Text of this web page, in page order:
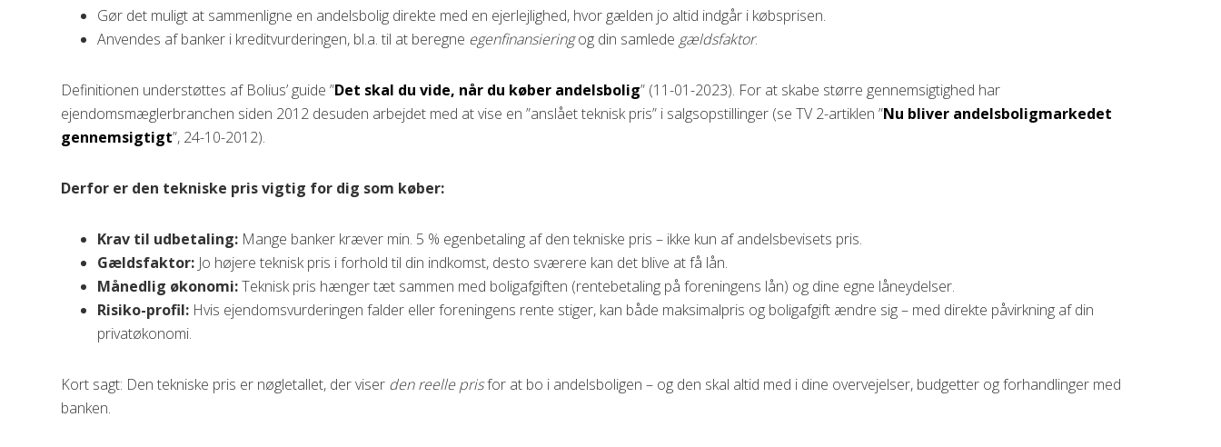
Gør det muligt at sammenligne en andelsbolig direkte med en ejerlejlighed, hvor gælden jo altid indgår i købsprisen.
Anvendes af banker i kreditvurderingen, bl.a. til at beregne egenfinansieringog din samlede gældsfaktor.
Definitionen understøttes af Bolius’ guide ”Det skal du vide, når du køber andelsbolig” (11-01-2023). For at skabe større gennemsigtighed har
ejendomsmæglerbranchen siden 2012 desuden arbejdet med at vise en ”anslået teknisk pris” i salgsopstillinger (se TV 2-artiklen ”Nu bliver andelsboligmarkedet
gennemsigtigt”, 24-10-2012).
Derfor er den tekniske pris vigtig for dig som køber:
Krav til udbetaling: Mange banker kræver min. 5 % egenbetaling af den tekniske pris – ikke kun af andelsbevisets pris.
Gældsfaktor: Jo højere teknisk pris i forhold til din indkomst, desto sværere kan det blive at få lån.
Månedlig økonomi:Teknisk pris hænger tæt sammen med boligafgiften (rentebetaling på foreningens lån) og dine egne låneydelser.
Risiko-profil: Hvis ejendomsvurderingen falder eller foreningens rente stiger, kan både maksimalpris og boligafgift ændre sig – med direkte påvirkning af din
privatøkonomi.
Kort sagt: Den tekniske pris er nøgletallet, der viser den reelle prisfor at bo i andelsboligen – og den skal altid med i dine overvejelser, budgetter og forhandlinger med
banken.